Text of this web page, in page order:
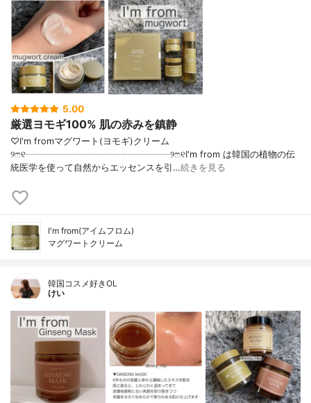
5.00
厳選ヨモギ100% 肌の赤みを鎮静
♡I'm fromマグワート(ヨモギ)クリーム
୨ෆ୧┈┈┈┈┈┈┈┈┈┈┈┈┈┈┈┈୨ෆ୧I'm from は韓国の植物の伝
統医学を使って自然からエッセンスを引…続きを見る
I'm from(アイムフロム)
マグワートクリーム
韓国コスメ好きOL
けい